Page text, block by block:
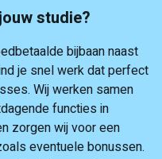
studie?
bijbaan naast
je snel werk dat perfect
Wij werken samen
functies in
zorgen wij voor een
eventuele bonussen.